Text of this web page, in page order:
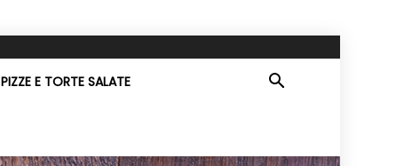
PIZZE E TORTE SALATE